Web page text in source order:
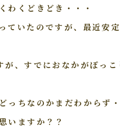
わくどきどき・・・
ていたのですが、最近安
が、すでにおなかがぽっ
っちなのかまだわからず・
いますか？？